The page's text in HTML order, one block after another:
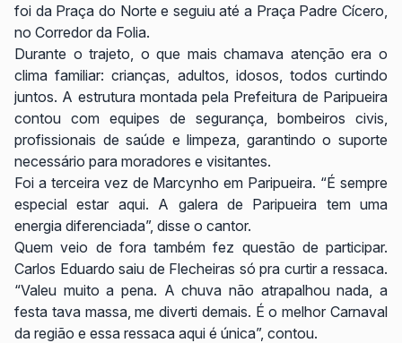
foi da Praça do Norte e seguiu até a Praça Padre Cícero,
no Corredor da Folia.
Durante o trajeto, o que mais chamava atenção era o
clima familiar: crianças, adultos, idosos, todos curtindo
juntos. A estrutura montada pela Prefeitura de Paripueira
contou com equipes de segurança, bombeiros civis,
profissionais de saúde e limpeza, garantindo o suporte
necessário para moradores e visitantes.
Foi a terceira vez de Marcynho em Paripueira. “É sempre
especial estar aqui. A galera de Paripueira tem uma
energia diferenciada”, disse o cantor.
Quem veio de fora também fez questão de participar.
Carlos Eduardo saiu de Flecheiras só pra curtir a ressaca.
“Valeu muito a pena. A chuva não atrapalhou nada, a
festa tava massa, me diverti demais. É o melhor Carnaval
da região e essa ressaca aqui é única”, contou.